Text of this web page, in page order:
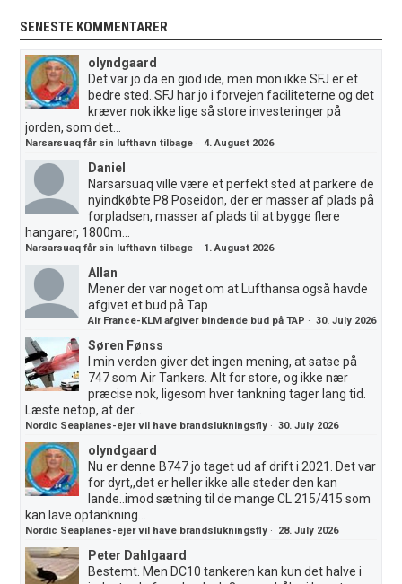
SENESTE KOMMENTARER
olyndgaard
Det var jo da en giod ide, men mon ikke SFJ er et
bedre sted..SFJ har jo i forvejen faciliteterne og det
kræver nok ikke lige så store investeringer på
jorden, som det...
Narsarsuaq får sin lufthavn tilbage ·4. August 2026
Daniel
Narsarsuaq ville være et perfekt sted at parkere de
nyindkøbte P8 Poseidon, der er masser af plads på
forpladsen, masser af plads til at bygge flere
hangarer, 1800m...
Narsarsuaq får sin lufthavn tilbage · 1. August 2026
Allan
Mener der var noget om at Lufthansa også havde
afgivet et bud på Tap
Air France-KLM afgiver bindende bud på TAP ·30. July 2026
Søren Fønss
I min verden giver det ingen mening, at satse på
747 som Air Tankers. Alt for store, og ikke nær
præcise nok, ligesom hver tankning tager lang tid.
Læste netop, at der...
Nordic Seaplanes-ejer vil have brandslukningsfly ·30. July 2026
olyndgaard
Nu er denne B747 jo taget ud af drift i 2021. Det var
for dyrt,,det er heller ikke alle steder den kan
lande..imod sætning til de mange CL 215/415 som
kan lave optankning...
Nordic Seaplanes-ejer vil have brandslukningsfly · 28. July 2026
Peter Dahlgaard
Bestemt. Men DC10 tankeren kan kun det halve i